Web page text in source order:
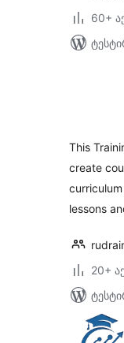
60+
This
create
lessons
20+